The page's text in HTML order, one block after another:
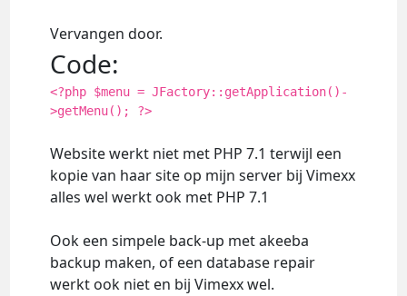
Vervangen door.
Code:
<?php $menu = JFactory::getApplication()-
>getMenu(); ?>
Website werkt niet met PHP 7.1 terwijl een
kopie van haar site op mijn server bij Vimexx
alles wel werkt ook met PHP 7.1
Ook een simpele back-up met akeeba
backup maken, of een database repair
werkt ook niet en bij Vimexx wel.